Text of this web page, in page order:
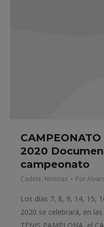
CAMPEONATO
2020
campeonato
Cadete, Noticias Por
Los días 7, 8, 9, 14, 15,
2020 se celebrará, en